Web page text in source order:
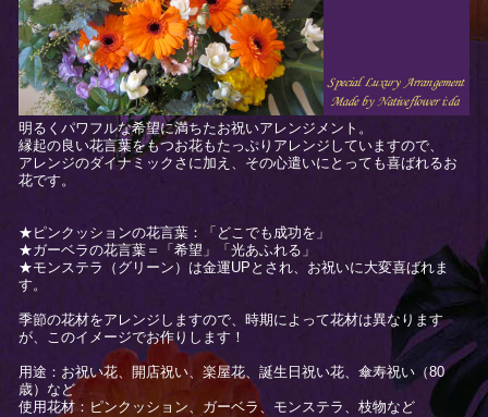
明るくパワフルな希望に満ちたお祝いアレンジメント。
縁起の良い花言葉をもつお花もたっぷりアレンジしていますので、
アレンジのダイナミックさに加え、その心遣いにとっても喜ばれるお
花です。
★ピンクッションの花言葉：「どこでも成功を」
★ガーベラの花言葉＝「希望」「光あふれる」
★モンステラ（グリーン）は金運UPとされ、お祝いに大変喜ばれま
す。
季節の花材をアレンジしますので、時期によって花材は異なります
が、このイメージでお作りします！
用途：お祝い花、開店祝い、楽屋花、誕生日祝い花、傘寿祝い（80
歳）など
使用花材：ピンクッション、ガーベラ、モンステラ、枝物など